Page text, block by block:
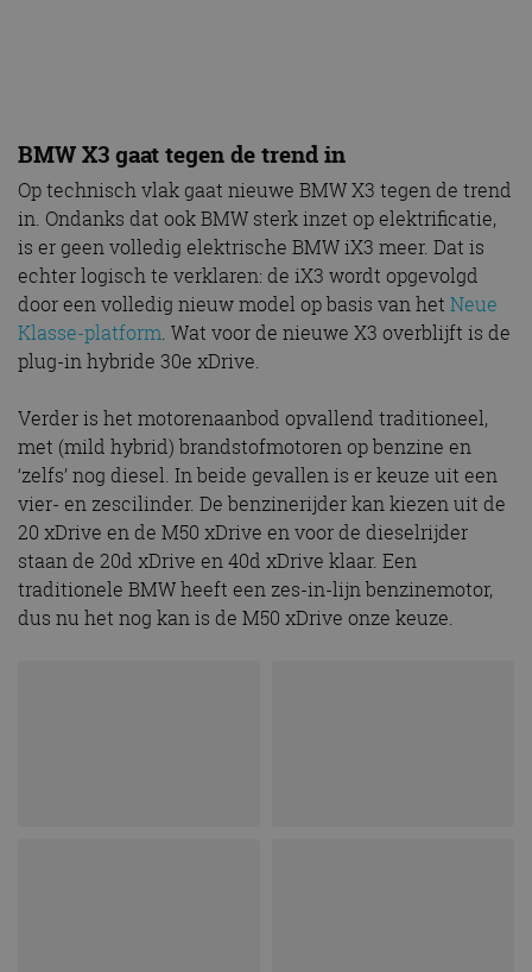
BMW X3 gaat tegen de trend in
Op technisch vlak gaat nieuwe BMW X3 tegen de trend
in. Ondanks dat ook BMW sterk inzet op elektrificatie,
is er geen volledig elektrische BMW iX3 meer. Dat is
echter logisch te verklaren: de iX3 wordt opgevolgd
door een volledig nieuw model op basis van het Neue
Klasse-platform. Wat voor de nieuwe X3 overblijft is de
plug-in hybride 30e xDrive.
Verder is het motorenaanbod opvallend traditioneel,
met (mild hybrid) brandstofmotoren op benzine en
‘zelfs’ nog diesel. In beide gevallen is er keuze uit een
vier- en zescilinder. De benzinerijder kan kiezen uit de
20 xDrive en de M50 xDrive en voor de dieselrijder
staan de 20d xDrive en 40d xDrive klaar. Een
traditionele BMW heeft een zes-in-lijn benzinemotor,
dus nu het nog kan is de M50 xDrive onze keuze.